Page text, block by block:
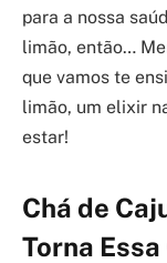
para a nossa
limão, então…
que vamos te
limão, um elixir
estar!
Chá de
Torna